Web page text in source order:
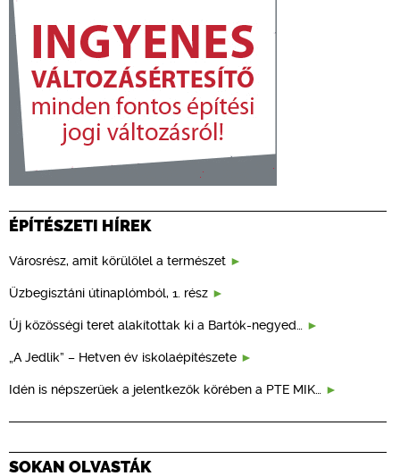
ÉPÍTÉSZETI HÍREK
Városrész, amit körülölel a természet
Üzbegisztáni útinaplómból, 1. rész
Új közösségi teret alakítottak ki a Bartók-negyed…
„A Jedlik” – Hetven év iskolaépítészete
Idén is népszerűek a jelentkezők körében a PTE MIK…
SOKAN OLVASTÁK